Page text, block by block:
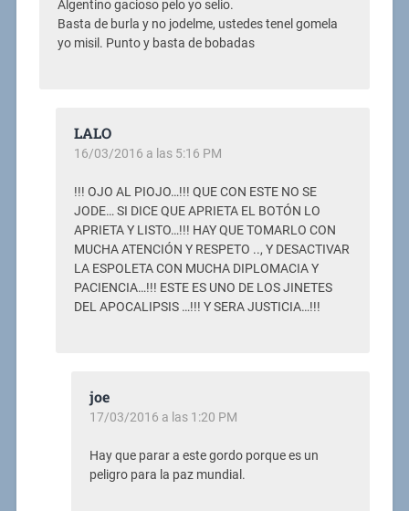
Algentino gacioso pelo yo selio.
Basta de burla y no jodelme, ustedes tenel gomela
yo misil. Punto y basta de bobadas
LALO
16/03/2016 a las 5:16 PM
!!! OJO AL PIOJO…!!! QUE CON ESTE NO SE
JODE… SI DICE QUE APRIETA EL BOTÓN LO
APRIETA Y LISTO…!!! HAY QUE TOMARLO CON
MUCHA ATENCIÓN Y RESPETO .., Y DESACTIVAR
LA ESPOLETA CON MUCHA DIPLOMACIA Y
PACIENCIA…!!! ESTE ES UNO DE LOS JINETES
DEL APOCALIPSIS …!!! Y SERA JUSTICIA…!!!
joe
17/03/2016 a las 1:20 PM
Hay que parar a este gordo porque es un
peligro para la paz mundial.